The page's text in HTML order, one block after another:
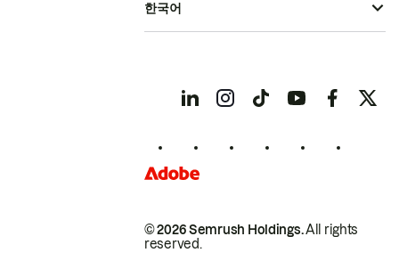
© 2026 Semrush Holdings.All rights
reserved.
한국어